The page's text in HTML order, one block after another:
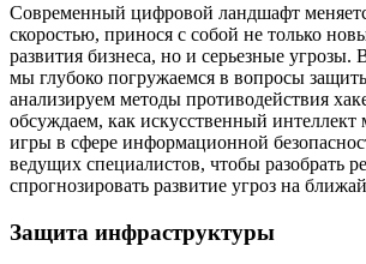
Современный цифровой ландшафт
скоростью, принося с собой не только
развития бизнеса, но и серьезные
мы глубоко погружаемся в вопросы
анализируем методы противодействия
обсуждаем, как искусственный интеллект
игры в сфере информационной
ведущих специалистов, чтобы разобрать
спрогнозировать развитие угроз на
Защита инфраструктуры